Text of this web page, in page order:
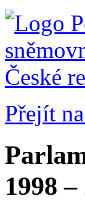
Přejít
1998 –